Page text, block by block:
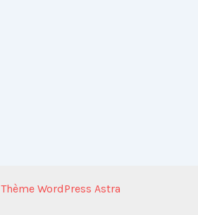
Thème WordPress Astra